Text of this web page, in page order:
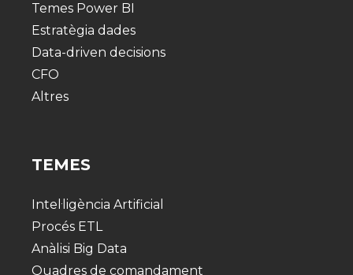
Temes Power BI
Estratègia dades
Data-driven decisions
CFO
Altres
TEMES
Intel·ligència Artificial
Procés ETL
Anàlisi Big Data
Quadres de comandament